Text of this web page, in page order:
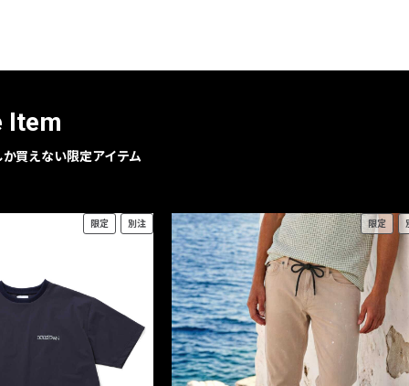
フォーカスブランド
Item
買えない限定アイテム
限定 別注 限定